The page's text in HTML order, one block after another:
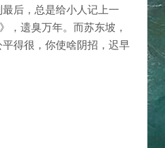
后，总是给小人记上一
，遗臭万年。而苏东坡，
得很，你使啥阴招，迟早